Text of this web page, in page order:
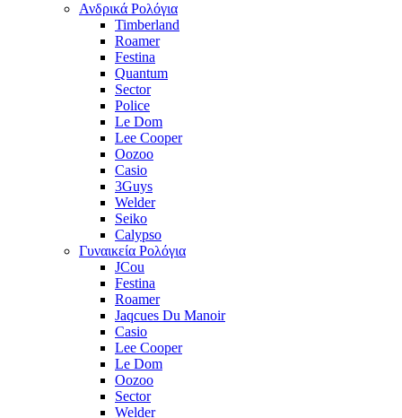
Ανδρικά Ρολόγια
Timberland
Roamer
Festina
Quantum
Sector
Police
Le Dom
Lee Cooper
Oozoo
Casio
3Guys
Welder
Seiko
Calypso
Γυναικεία Ρολόγια
JCou
Festina
Roamer
Jaqcues Du Manoir
Casio
Lee Cooper
Le Dom
Oozoo
Sector
Welder